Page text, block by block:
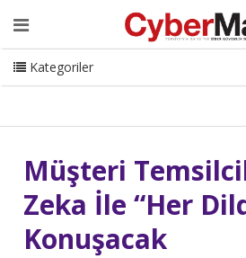
Ana Sayfa Hakkımızda Dergi
Danışmanlık
ISC Turkey Sizden
CyberMag Logo
Kategoriler
Müşteri
Zeka İle “Her
Konuşacak